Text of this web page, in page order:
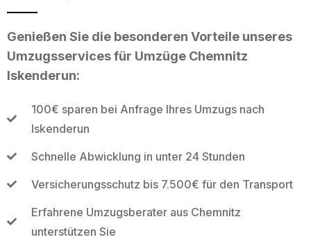
Genießen Sie die besonderen Vorteile unseres
Umzugsservices für Umzüge Chemnitz
Iskenderun:
100€ sparen bei Anfrage Ihres Umzugs nach
Iskenderun
Schnelle Abwicklung in unter 24 Stunden
Versicherungsschutz bis 7.500€ für den Transport
Erfahrene Umzugsberater aus Chemnitz
unterstützen Sie